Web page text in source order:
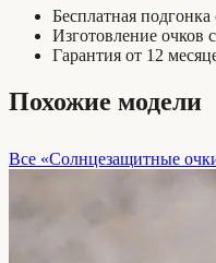
Бесплатная
Изготовление
Гарантия от 12
Похожие модели
Все «Солнцезащитные